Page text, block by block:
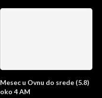
Mesec u Ovnu do srede (5.8)
oko 4 AM